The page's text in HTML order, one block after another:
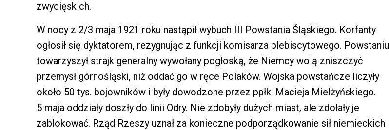
zwycięskich.
W nocy z 2/3 maja 1921 roku nastąpił wybuch III Powstania Śląskiego. Korfanty
ogłosił się dyktatorem, rezygnując z funkcji komisarza plebiscytowego. Powstaniu
towarzyszył strajk generalny wywołany pogłoską, że Niemcy wolą zniszczyć
przemysł górnośląski, niż oddać go w ręce Polaków. Wojska powstańcze liczyły
około 50 tys. bojowników i były dowodzone przez ppłk. Macieja Mielżyńskiego.
5 maja oddziały doszły do linii Odry. Nie zdobyły dużych miast, ale zdołały je
zablokować. Rząd Rzeszy uznał za konieczne podporządkowanie sił niemieckich